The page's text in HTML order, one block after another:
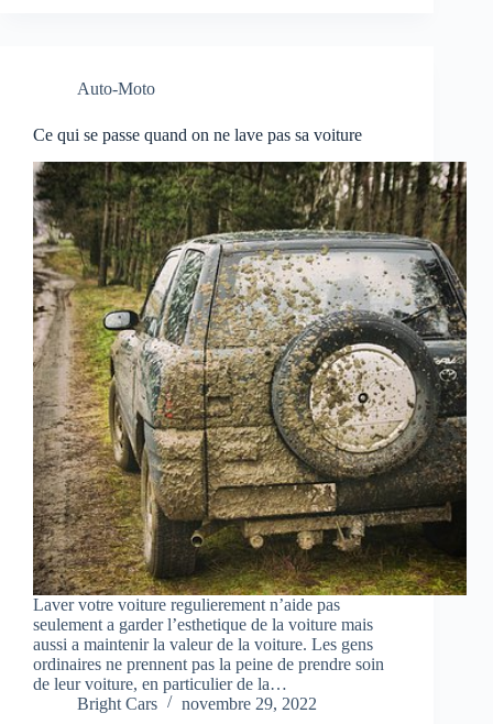
Auto-Moto
Ce qui se passe quand on ne lave pas sa voiture
Laver votre voiture regulierement n’aide pas
seulement a garder l’esthetique de la voiture mais
aussi a maintenir la valeur de la voiture. Les gens
ordinaires ne prennent pas la peine de prendre soin
de leur voiture, en particulier de la…
Bright Cars
novembre 29, 2022